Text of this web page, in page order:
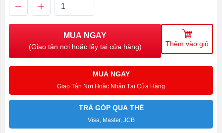
MUA NGAY
(Giao tận nơi hoặc lấy tại cửa hàng) Thêm vào giỏ
MUA NGAY
Giao Tận Nơi Hoặc Nhận Tại Cửa Hàng
TRẢ GÓP QUA THẺ
Visa, Master, JCB